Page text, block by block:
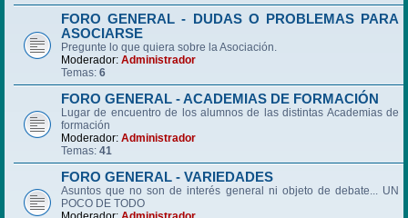
FORO GENERAL - DUDAS O PROBLEMAS PARA
ASOCIARSE
Pregunte lo que quiera sobre la Asociación.
Moderador: Administrador
Temas: 6
FORO GENERAL - ACADEMIAS DE FORMACIÓN
Lugar de encuentro de los alumnos de las distintas Academias de
formación
Moderador: Administrador
Temas: 41
FORO GENERAL - VARIEDADES
Asuntos que no son de interés general ni objeto de debate... UN
POCO DE TODO